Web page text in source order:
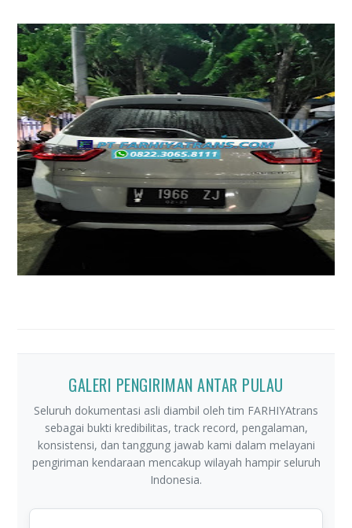
GALERI PENGIRIMAN ANTAR PULAU
Seluruh dokumentasi asli diambil oleh tim FARHIYAtrans
sebagai bukti kredibilitas, track record, pengalaman,
konsistensi, dan tanggung jawab kami dalam melayani
pengiriman kendaraan mencakup wilayah hampir seluruh
Indonesia.